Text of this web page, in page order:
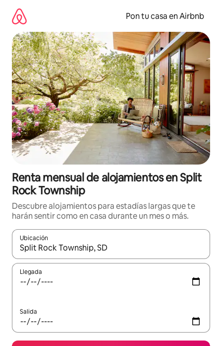
contenido
Pon tu casa en Airbnb
Renta mensual de alojamientos en Split
Rock Township
Descubre alojamientos para estadías largas que te
harán sentir como en casa durante un mes o más.
Ubicación
Cuando los resultados estén disponibles, navega con las
Llegada
Salida